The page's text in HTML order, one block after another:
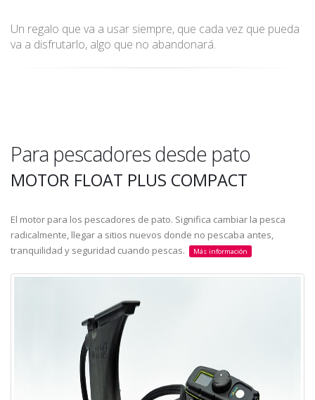
Un regalo que va a usar siempre, que cada vez que pueda
va a disfrutarlo, algo que no abandonará.
Para pescadores desde pato
MOTOR FLOAT PLUS COMPACT
El motor para los pescadores de pato. Significa cambiar la pesca
radicalmente, llegar a sitios nuevos donde no pescaba antes,
tranquilidad y seguridad cuando pescas.
Más información